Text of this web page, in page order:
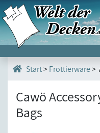
Start>Frottierware>
Cawö
Bags